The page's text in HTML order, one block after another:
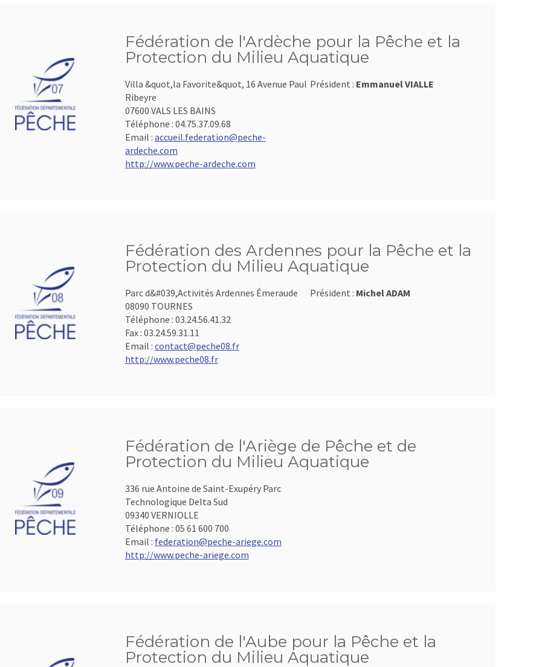
Fédération de l'Ardèche pour la Pêche et la
Protection du Milieu Aquatique
Villa &quot,la Favorite&quot, 16 Avenue Paul
Ribeyre
07600 VALS LES BAINS
Téléphone : 04.75.37.09.68
Email : accueil.federation@peche-
ardeche.com
http://www.peche-ardeche.com
Président : Emmanuel VIALLE
Fédération des Ardennes pour la Pêche et la
Protection du Milieu Aquatique
Parc d&#039,Activités Ardennes Émeraude
08090 TOURNES
Téléphone : 03.24.56.41.32
Fax : 03.24.59.31.11
Email : contact@peche08.fr
http://www.peche08.fr
Président : Michel ADAM
Fédération de l'Ariège de Pêche et de
Protection du Milieu Aquatique
336 rue Antoine de Saint-Exupéry Parc
Technologique Delta Sud
09340 VERNIOLLE
Téléphone : 05 61 600 700
Email : federation@peche-ariege.com
http://www.peche-ariege.com
Fédération de l'Aube pour la Pêche et la
Protection du Milieu Aquatique